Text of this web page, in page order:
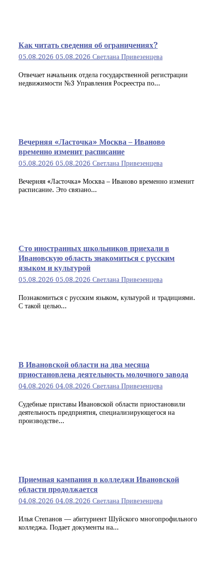
Как читать сведения об ограничениях?
05.08.2026 05.08.2026 Светлана Привезенцева
Отвечает начальник отдела государственной регистрации
недвижимости №3 Управления Росреестра по...
Вечерняя «Ласточка» Москва – Иваново
временно изменит расписание
05.08.2026 05.08.2026 Светлана Привезенцева
Вечерняя «Ласточка» Москва – Иваново временно изменит
расписание. Это связано...
Сто иностранных школьников приехали в
Ивановскую область знакомиться с русским
языком и культурой
05.08.2026 05.08.2026 Светлана Привезенцева
Познакомиться с русским языком, культурой и традициями.
С такой целью...
В Ивановской области на два месяца
приостановлена деятельность молочного завода
04.08.2026 04.08.2026 Светлана Привезенцева
Судебные приставы Ивановской области приостановили
деятельность предприятия, специализирующегося на
производстве...
Приемная кампания в колледжи Ивановской
области продолжается
04.08.2026 04.08.2026 Светлана Привезенцева
Илья Степанов — абитуриент Шуйского многопрофильного
колледжа. Подает документы на...